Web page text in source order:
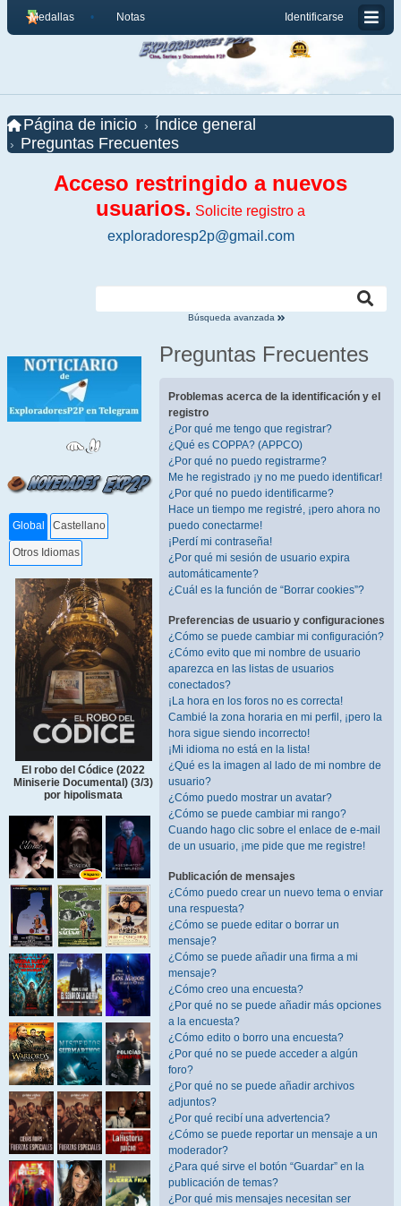
Identificarse
Medallas Notas
Página de inicio
Índice general
Preguntas Frecuentes
Acceso restringido a nuevos
usuarios. Solicite registro a
exploradoresp2p@gmail.com
Búsqueda avanzada
Global Castellano
Otros Idiomas
El robo del Códice (2022
Miniserie Documental) (3/3)
por hipolismata
Preguntas Frecuentes
Problemas acerca de la identificación y el
registro
¿Por qué me tengo que registrar?
¿Qué es COPPA? (APPCO)
¿Por qué no puedo registrarme?
Me he registrado ¡y no me puedo identificar!
¿Por qué no puedo identificarme?
Hace un tiempo me registré, ¡pero ahora no
puedo conectarme!
¡Perdí mi contraseña!
¿Por qué mi sesión de usuario expira
automáticamente?
¿Cuál es la función de “Borrar cookies”?
Preferencias de usuario y configuraciones
¿Cómo se puede cambiar mi configuración?
¿Cómo evito que mi nombre de usuario
aparezca en las listas de usuarios
conectados?
¡La hora en los foros no es correcta!
Cambié la zona horaria en mi perfil, ¡pero la
hora sigue siendo incorrecto!
¡Mi idioma no está en la lista!
¿Qué es la imagen al lado de mi nombre de
usuario?
¿Cómo puedo mostrar un avatar?
¿Cómo se puede cambiar mi rango?
Cuando hago clic sobre el enlace de e-mail
de un usuario, ¡me pide que me registre!
Publicación de mensajes
¿Cómo puedo crear un nuevo tema o enviar
una respuesta?
¿Cómo se puede editar o borrar un
mensaje?
¿Cómo se puede añadir una firma a mi
mensaje?
¿Cómo creo una encuesta?
¿Por qué no se puede añadir más opciones
a la encuesta?
¿Cómo edito o borro una encuesta?
¿Por qué no se puede acceder a algún
foro?
¿Por qué no se puede añadir archivos
adjuntos?
¿Por qué recibí una advertencia?
¿Cómo se puede reportar un mensaje a un
moderador?
¿Para qué sirve el botón “Guardar” en la
publicación de temas?
¿Por qué mis mensajes necesitan ser